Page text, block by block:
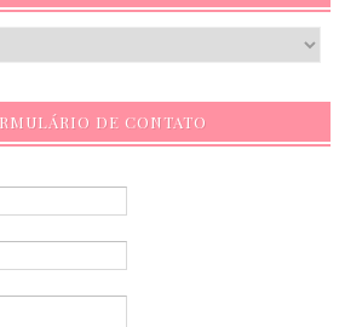
DE CONTATO